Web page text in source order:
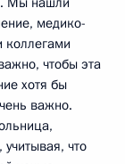
медико-
коллегами
чтобы эта
хотя бы
важно.
что